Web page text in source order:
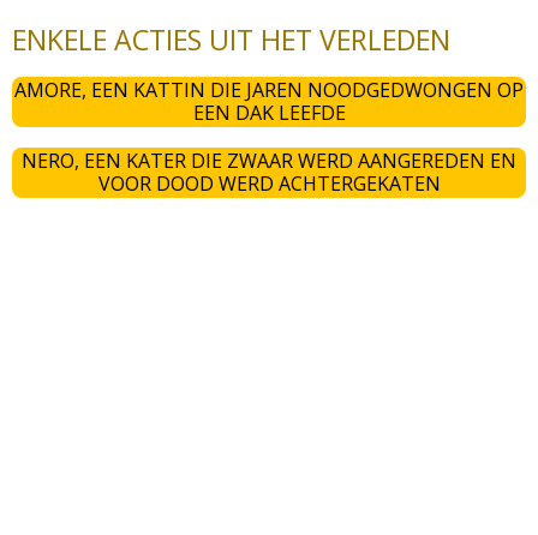
ENKELE ACTIES UIT HET VERLEDEN
AMORE, EEN KATTIN DIE JAREN NOODGEDWONGEN OP
EEN DAK LEEFDE
NERO, EEN KATER DIE ZWAAR WERD AANGEREDEN EN
VOOR DOOD WERD ACHTERGEKATEN